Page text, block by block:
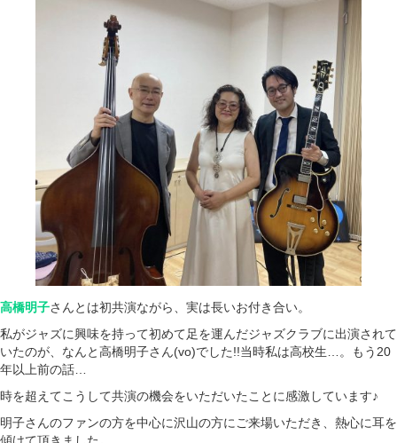
高橋明子さんとは初共演ながら、実は長いお付き合い。
私がジャズに興味を持って初めて足を運んだジャズクラブに出演されて
いたのが、なんと高橋明子さん(vo)でした!!当時私は高校生…。もう20
年以上前の話…
時を超えてこうして共演の機会をいただいたことに感激しています♪
明子さんのファンの方を中心に沢山の方にご来場いただき、熱心に耳を